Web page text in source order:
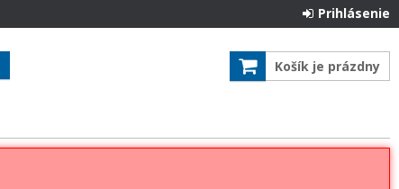
Prihlásenie
Košík je prázdny